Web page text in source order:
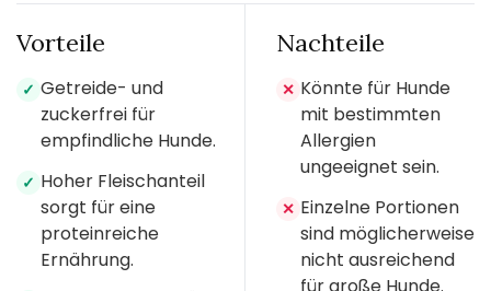
Vorteile
✓ Getreide- und
zuckerfrei für
empfindliche Hunde.
✓ Hoher Fleischanteil
sorgt für eine
proteinreiche
Ernährung.
Nachteile
✕ Könnte für Hunde
mit bestimmten
Allergien
ungeeignet sein.
✕ Einzelne Portionen
sind möglicherweise
nicht ausreichend